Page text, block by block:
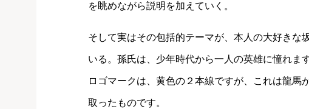
を眺めながら説明を加えていく。
そして実はその包括的テーマが、本人の大好きな
いる。孫氏は、少年時代から一人の英雄に憧れま
ロゴマークは、黄色の２本線ですが、これは龍馬
取ったものです。